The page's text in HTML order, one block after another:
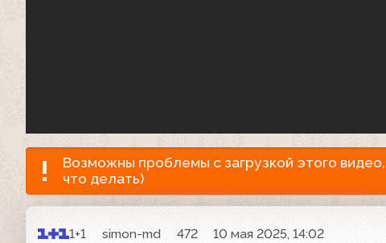
Возможны проблемы с загрузкой этого
что делать)
1+1 simon-md 472
10 мая 2025, 14:02